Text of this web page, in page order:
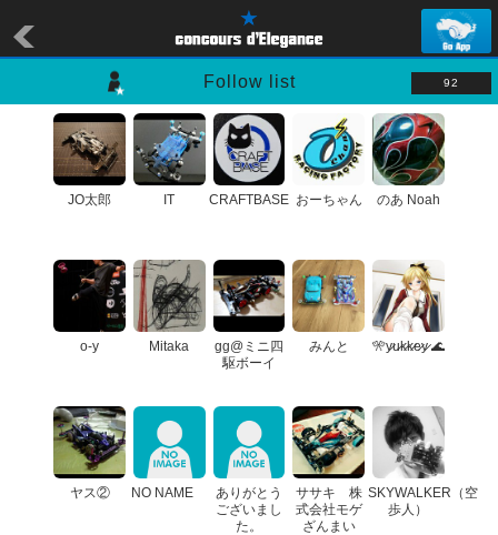
Follow list 92
JO太郎 IT CRAFTBASE おーちゃん のあ Noah
o-y Mitaka
gg@ミニ四
駆ボーイ
みんと 🎌y̷u̷k̷k̷e̷y̷ 🌊
ヤス② NO NAME
ありがとう
ございまし
た。
ササキ 株
式会社モゲ
ざんまい
SKYWALKER（空
歩人）